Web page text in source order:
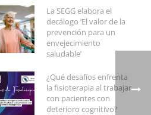
La SEGG elabora el
decálogo ‘El valor de la
prevención para un
envejecimiento
saludable’
¿Qué desafíos enfrenta
la fisioterapia al trabajar
con pacientes con
deterioro cognitivo?